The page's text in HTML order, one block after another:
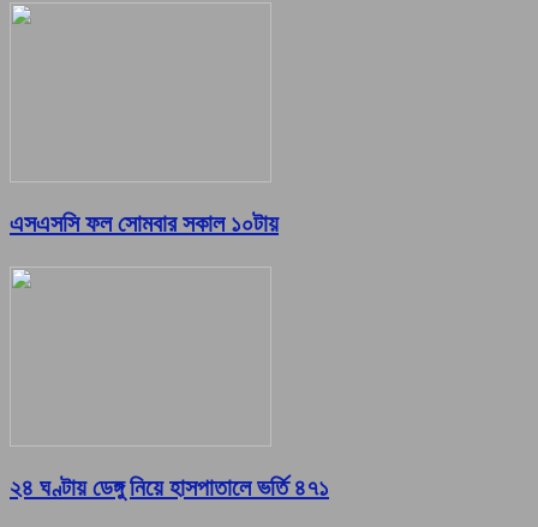
এসএসসি ফল সোমবার সকাল ১০টায়
২৪ ঘণ্টায় ডেঙ্গু নিয়ে হাসপাতালে ভর্তি ৪৭১